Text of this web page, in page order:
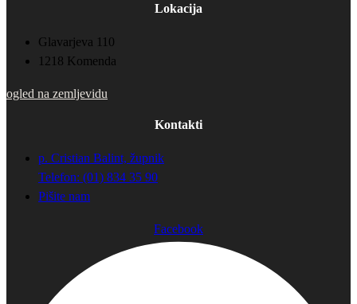
Lokacija
Glavarjeva 110
1218 Komenda
ogled na zemljevidu
Kontakti
p. Cristian Balint, župnik
Telefon: (01) 834 35 90
Pišite nam
Facebook